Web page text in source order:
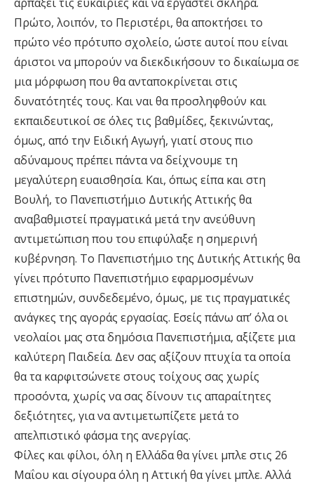
Πρώτο, λοιπόν, το Περιστέρι, θα αποκτήσει το
πρώτο νέο πρότυπο σχολείο, ώστε αυτοί που είναι
άριστοι να μπορούν να διεκδικήσουν το δικαίωμα σε
μια μόρφωση που θα ανταποκρίνεται στις
δυνατότητές τους. Και ναι θα προσληφθούν και
εκπαιδευτικοί σε όλες τις βαθμίδες, ξεκινώντας,
όμως, από την Ειδική Αγωγή, γιατί στους πιο
αδύναμους πρέπει πάντα να δείχνουμε τη
μεγαλύτερη ευαισθησία. Και, όπως είπα και στη
Βουλή, το Πανεπιστήμιο Δυτικής Αττικής θα
αναβαθμιστεί πραγματικά μετά την ανεύθυνη
αντιμετώπιση που του επιφύλαξε η σημερινή
κυβέρνηση. Το Πανεπιστήμιο της Δυτικής Αττικής θα
γίνει πρότυπο Πανεπιστήμιο εφαρμοσμένων
επιστημών, συνδεδεμένο, όμως, με τις πραγματικές
ανάγκες της αγοράς εργασίας. Εσείς πάνω απ’ όλα οι
νεολαίοι μας στα δημόσια Πανεπιστήμια, αξίζετε μια
καλύτερη Παιδεία. Δεν σας αξίζουν πτυχία τα οποία
θα τα καρφιτσώνετε στους τοίχους σας χωρίς
προσόντα, χωρίς να σας δίνουν τις απαραίτητες
δεξιότητες, για να αντιμετωπίζετε μετά το
απελπιστικό φάσμα της ανεργίας.
Φίλες και φίλοι, όλη η Ελλάδα θα γίνει μπλε στις 26
Μαΐου και σίγουρα όλη η Αττική θα γίνει μπλε. Αλλά